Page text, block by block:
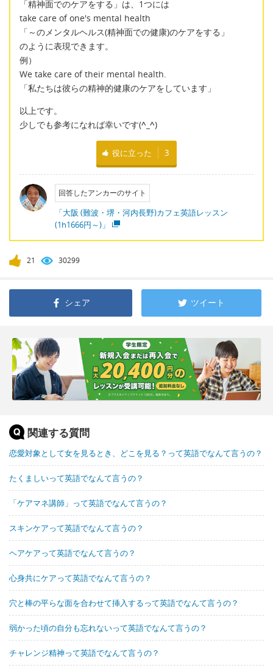
「精神面でのケアをする」は、1つには
take care of one's mental health
「～のメンタルヘルス(精神面での健康)のケアをする」
のように表現できます。
例）
We take care of their mental health.
「私たちは彼らの精神的健康のケアをしています」
以上です。
少しでも参考になれば幸いです(^_^)
役に立った 3
回答したアンカーのサイト
「大阪 (難波・堺・河内長野)カフェ英語レッスン
(1h1666円～)」
21 30299
シェア ツイート
関連する質問
恋愛対象として女を見るとき、どこを見る？って英語でなんて言うの？
たくましいって英語でなんて言うの？
「ケアマネ講師」って英語でなんて言うの？
スキンケアって英語でなんて言うの？
ヘアケアって英語でなんて言うの？
心身共にケアって英語でなんて言うの？
穴と棒の平らな面を合わせて挿入するって英語でなんて言うの？
弱かった頃の自分も忘れないって英語でなんて言うの？
チャレンジ精神って英語でなんて言うの？